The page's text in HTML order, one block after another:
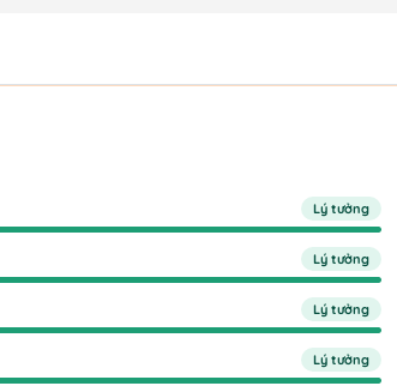
Lý tưởng
Lý tưởng
Lý tưởng
Lý tưởng